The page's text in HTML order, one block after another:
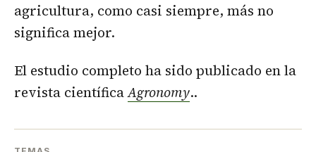
agricultura, como casi siempre, más no
significa mejor.
El estudio completo ha sido publicado en la
revista científicaAgronomy..